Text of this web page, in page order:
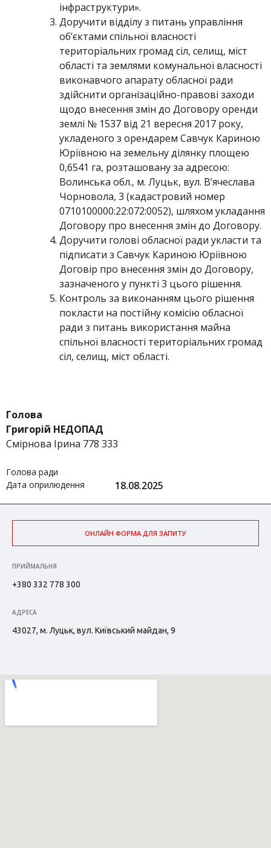
інфраструктури».
Доручити відділу з питань управління
об’єктами спільної власності
територіальних громад сіл, селищ, міст
області та землями комунальної власності
виконавчого апарату обласної ради
здійснити організаційно-правові заходи
щодо внесення змін до Договору оренди
землі № 1537 від 21 вересня 2017 року,
укладеного з орендарем Савчук Кариною
Юріївною на земельну ділянку площею
0,6541 га, розташовану за адресою:
Волинська обл., м. Луцьк, вул. В’ячеслава
Чорновола, 3 (кадастровий номер
0710100000:22:072:0052), шляхом укладання
Договору про внесення змін до Договору.
Доручити голові обласної ради укласти та
підписати з Савчук Кариною Юріївною
Договір про внесення змін до Договору,
зазначеного у пункті 3 цього рішення.
Контроль за виконанням цього рішення
покласти на постійну комісію обласної
ради з питань використання майна
спільної власності територіальних громад
сіл, селищ, міст області.
Голова
Григорій НЕДОПАД
Смірнова Ірина 778 333
Голова ради
Дата оприлюдення
18.08.2025
ОНЛАЙН ФОРМА ДЛЯ ЗАПИТУ
ПРИЙМАЛЬНЯ
+380 332 778 300
АДРЕСА
43027, м. Луцьк, вул. Київський майдан, 9